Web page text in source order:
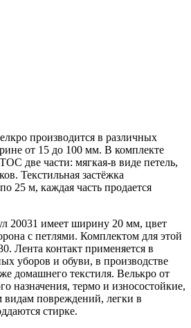
производится в различных
от 15 до 100 мм. В комплекте
две части: мягкая-в виде петель,
Текстильная застёжка
25 м, каждая часть продается
20031 имеет ширину 20 мм, цвет
с петлями. Комплектом для этой
Лента контакт применяется в
уборов и обуви, в производстве
домашнего текстиля. Велькро от
назначения, термо и износостойкие,
повреждений, легки в
стирке.